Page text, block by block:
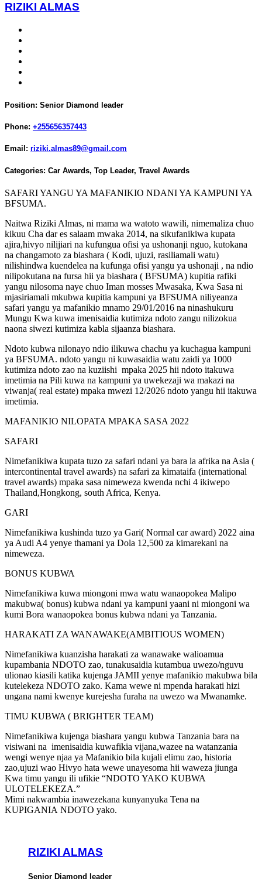
RIZIKI ALMAS
Position: Senior Diamond leader
Phone: +255656357443
Email: riziki.almas89@gmail.com
Categories: Car Awards, Top Leader, Travel Awards
SAFARI YANGU YA MAFANIKIO NDANI YA KAMPUNI YA
BFSUMA.
Naitwa Riziki Almas, ni mama wa watoto wawili, nimemaliza chuo
kikuu Cha dar es salaam mwaka 2014, na sikufanikiwa kupata
ajira,hivyo nilijiari na kufungua ofisi ya ushonanji nguo, kutokana
na changamoto za biashara ( Kodi, ujuzi, rasiliamali watu)
nilishindwa kuendelea na kufunga ofisi yangu ya ushonaji , na ndio
nilipokutana na fursa hii ya biashara ( BFSUMA) kupitia rafiki
yangu nilosoma naye chuo Iman mosses Mwasaka, Kwa Sasa ni
mjasiriamali mkubwa kupitia kampuni ya BFSUMA niliyeanza
safari yangu ya mafanikio mnamo 29/01/2016 na ninashukuru
Mungu Kwa kuwa imenisaidia kutimiza ndoto zangu nilizokua
naona siwezi kutimiza kabla sijaanza biashara.
Ndoto kubwa nilonayo ndio ilikuwa chachu ya kuchagua kampuni
ya BFSUMA. ndoto yangu ni kuwasaidia watu zaidi ya 1000
kutimiza ndoto zao na kuziishi mpaka 2025 hii ndoto itakuwa
imetimia na Pili kuwa na kampuni ya uwekezaji wa makazi na
viwanja( real estate) mpaka mwezi 12/2026 ndoto yangu hii itakuwa
imetimia.
MAFANIKIO NILOPATA MPAKA SASA 2022
SAFARI
Nimefanikiwa kupata tuzo za safari ndani ya bara la afrika na Asia (
intercontinental travel awards) na safari za kimataifa (international
travel awards) mpaka sasa nimeweza kwenda nchi 4 ikiwepo
Thailand,Hongkong, south Africa, Kenya.
GARI
Nimefanikiwa kushinda tuzo ya Gari( Normal car award) 2022 aina
ya Audi A4 yenye thamani ya Dola 12,500 za kimarekani na
nimeweza.
BONUS KUBWA
Nimefanikiwa kuwa miongoni mwa watu wanaopokea Malipo
makubwa( bonus) kubwa ndani ya kampuni yaani ni miongoni wa
kumi Bora wanaopokea bonus kubwa ndani ya Tanzania.
HARAKATI ZA WANAWAKE(AMBITIOUS WOMEN)
Nimefanikiwa kuanzisha harakati za wanawake walioamua
kupambania NDOTO zao, tunakusaidia kutambua uwezo/nguvu
ulionao kiasili katika kujenga JAMII yenye mafanikio makubwa bila
kutelekeza NDOTO zako. Kama wewe ni mpenda harakati hizi
ungana nami kwenye kurejesha furaha na uwezo wa Mwanamke.
TIMU KUBWA ( BRIGHTER TEAM)
Nimefanikiwa kujenga biashara yangu kubwa Tanzania bara na
visiwani na imenisaidia kuwafikia vijana,wazee na watanzania
wengi wenye njaa ya Mafanikio bila kujali elimu zao, historia
zao,ujuzi wao Hivyo hata wewe unayesoma hii waweza jiunga
Kwa timu yangu ili ufikie “NDOTO YAKO KUBWA
ULOTELEKEZA.”
Mimi nakwambia inawezekana kunyanyuka Tena na
KUPIGANIA NDOTO yako.
RIZIKI ALMAS
Senior Diamond leader